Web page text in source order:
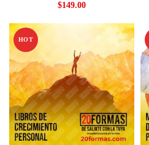
$149.00
HOT